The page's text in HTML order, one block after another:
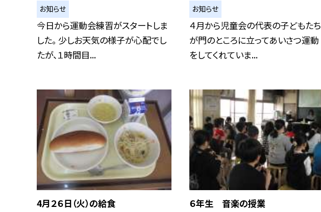
お知らせ
今日から運動会練習がスタートしま
した。 少しお天気の様子が心配でし
たが、１時間目...
お知らせ
４月から児童会の代表の子どもたち
が門のところに立ってあいさつ運動
をしてくれていま...
4月２６日（火）の給食 ６年生 音楽の授業